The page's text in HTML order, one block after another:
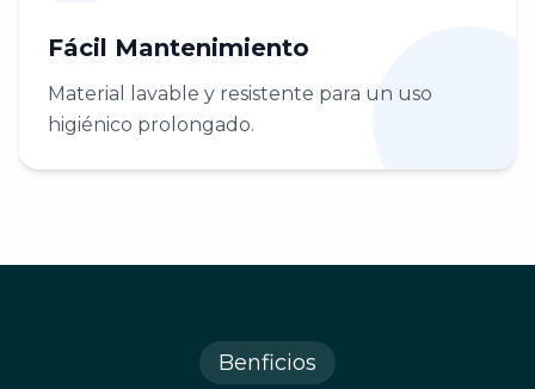
Fácil Mantenimiento
Material lavable y resistente para un uso
higiénico prolongado.
Benficios